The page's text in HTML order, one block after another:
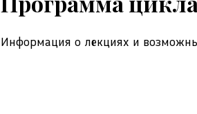
Информация о лекциях и